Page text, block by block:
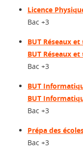
Licence
Bac +3
BUT Réseaux
BUT Réseaux
Bac +3
BUT
BUT
Bac +3
Prépa des
Bac +3